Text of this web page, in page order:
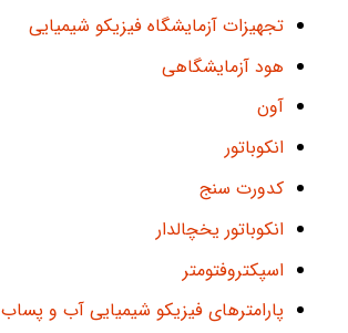
تجهیزات آزمایشگاه فیزیکو شیمیایی
هود آزمایشگاهی
آون
انکوباتور
کدورت سنج
انکوباتور یخچالدار
اسپکتروفتومتر
پارامترهای فیزیکو شیمیایی آب و پساب